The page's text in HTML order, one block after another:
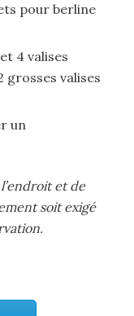
pour berline
4 valises
grosses valises
un
et de
soit exigé